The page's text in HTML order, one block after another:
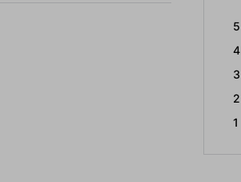
5
4
3
2
1